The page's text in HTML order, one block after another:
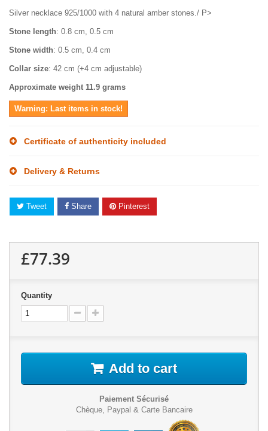
Silver necklace 925/1000 with 4 natural amber stones./ P>
Stone length: 0.8 cm, 0.5 cm
Stone width: 0.5 cm, 0.4 cm
Collar size: 42 cm (+4 cm adjustable)
Approximate weight 11.9 grams
Warning: Last items in stock!
Certificate of authenticity included
Delivery & Returns
Tweet Share Pinterest
£77.39
Quantity
Add to cart
Paiement Sécurisé
Chèque, Paypal & Carte Bancaire